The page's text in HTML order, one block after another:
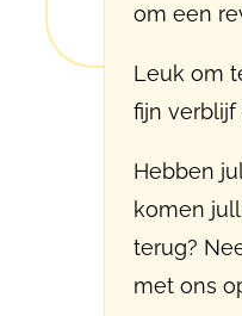
om een
Leuk om
fijn verblijf
Hebben
komen
terug?
met ons